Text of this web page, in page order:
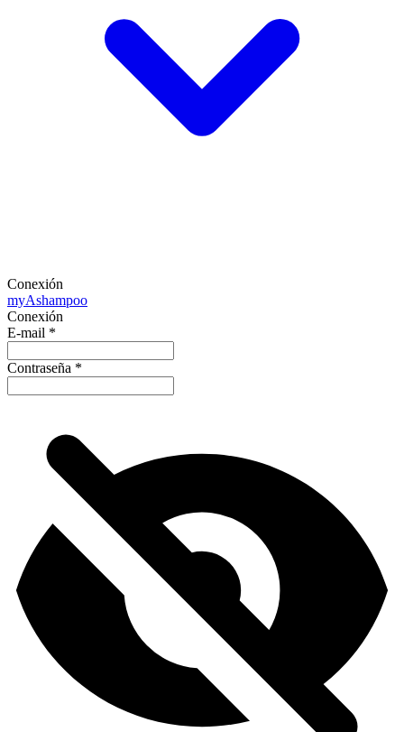
Conexión
myAshampoo
Conexión
E-mail *
Contraseña *